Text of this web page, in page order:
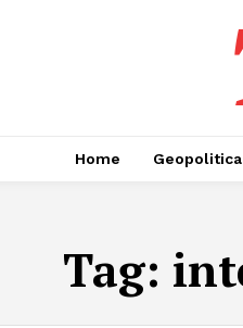
Home Geopolitica
Tag: